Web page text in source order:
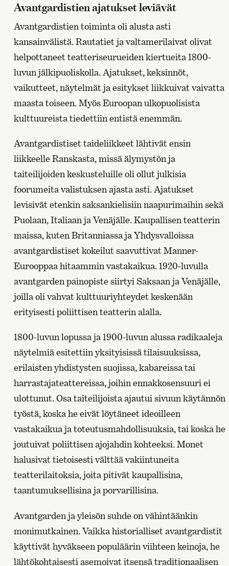
Avantgardistien ajatukset leviävät
Avantgardistien toiminta oli alusta asti
kansainvälistä. Rautatiet ja valtamerilaivat olivat
helpottaneet teatteriseurueiden kiertueita 1800-
luvun jälkipuoliskolla. Ajatukset, keksinnöt,
vaikutteet, näytelmät ja esitykset liikkuivat vaivatta
maasta toiseen. Myös Euroopan ulkopuolisista
kulttuureista tiedettiin entistä enemmän.
Avantgardistiset taideliikkeet lähtivät ensin
liikkeelle Ranskasta, missä älymystön ja
taiteilijoiden keskusteluille oli ollut julkisia
foorumeita valistuksen ajasta asti. Ajatukset
levisivät etenkin saksankielisiin naapurimaihin sekä
Puolaan, Italiaan ja Venäjälle. Kaupallisen teatterin
maissa, kuten Britanniassa ja Yhdysvalloissa
avantgardistiset kokeilut saavuttivat Manner-
Eurooppaa hitaammin vastakaikua. 1920-luvulla
avantgarden painopiste siirtyi Saksaan ja Venäjälle,
joilla oli vahvat kulttuuriyhteydet keskenään
erityisesti poliittisen teatterin alalla.
1800-luvun lopussa ja 1900-luvun alussa radikaaleja
näytelmiä esitettiin yksityisissä tilaisuuksissa,
erilaisten yhdistysten suojissa, kabareissa tai
harrastajateattereissa, joihin ennakkosensuuri ei
ulottunut. Osa taiteilijoista ajautui sivuun käytännön
työstä, koska he eivät löytäneet ideoilleen
vastakaikua ja toteutusmahdollisuuksia, tai koska he
joutuivat poliittisen ajojahdin kohteeksi. Monet
halusivat tietoisesti välttää vakiintuneita
teatterilaitoksia, joita pitivät kaupallisina,
taantumuksellisina ja porvarillisina.
Avantgarden ja yleisön suhde on vähintäänkin
monimutkainen. Vaikka historialliset avantgardistit
käyttivät hyväkseen populäärin viihteen keinoja, he
lähtökohtaisesti asemoivat itsensä traditionaalisen